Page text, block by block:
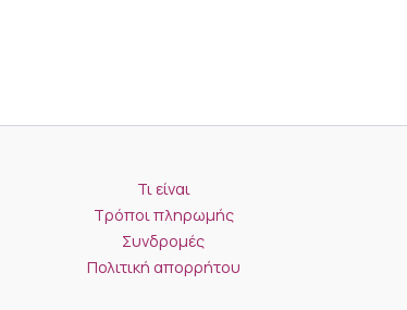
Τι είναι
Τρόποι πληρωμής
Συνδρομές
Πολιτική απορρήτου